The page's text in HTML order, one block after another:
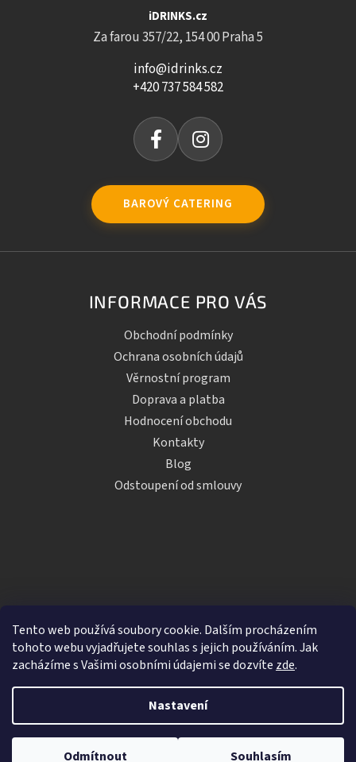
Tento web používá soubory cookie. Dalším procházením
tohoto webu vyjadřujete souhlas s jejich používáním. Jak
zacházíme s Vašimi osobními údajemi se dozvíte zde.
Nastavení
Odmítnout Souhlasím
iDRINKS.cz
Za farou 357/22, 154 00 Praha 5
info@idrinks.cz
+420 737 584 582
BAROVÝ CATERING
INFORMACE PRO VÁS
Obchodní podmínky
Ochrana osobních údajů
Věrnostní program
Doprava a platba
Hodnocení obchodu
Kontakty
Blog
Odstoupení od smlouvy
Vytvořil Shoptet
iDRINKS.cz. Všechna práva vyhrazena.